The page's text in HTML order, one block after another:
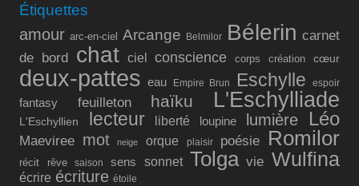
Étiquettes
amour arc-en-ciel Arcange Belmilor Bélerin carnet
de bord chat ciel conscience corps création cœur
deux-pattes eau Empire Brun Eschylle espoir
fantasy feuilleton haïku L'Eschylliade
L'Eschyllien lecteur liberté loupine lumière Léo
Maeviree mot neige orque plaisir poésie Romilor
récit rêve saison sens sonnet Tolga vie Wulfina
écrire écriture étoile